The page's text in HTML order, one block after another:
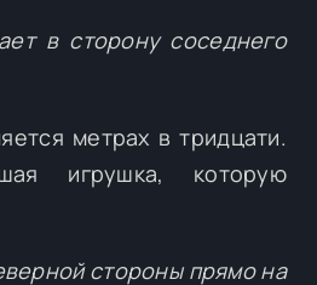
в сторону соседнего
метрах в тридцати.
игрушка, которую
стороны прямо на